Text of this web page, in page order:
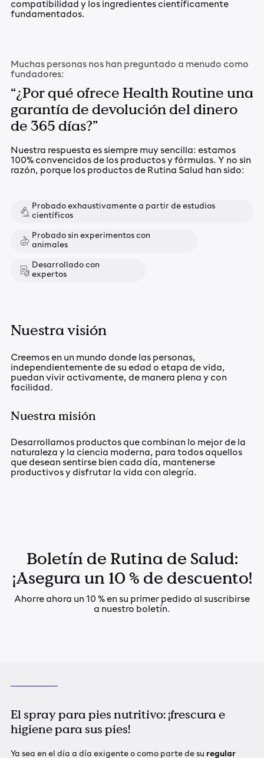
compatibilidad y los ingredientes científicamente
fundamentados.
Muchas personas nos han preguntado a menudo como
fundadores:
“¿Por qué ofrece Health Routine una
garantía de devolución del dinero
de 365 días?”
Nuestra respuesta es siempre muy sencilla: estamos
100% convencidos de los productos y fórmulas. Y no sin
razón, porque los productos de Rutina Salud han sido:
Probado exhaustivamente a partir de estudios
científicos
Probado sin experimentos con
animales
Desarrollado con
expertos
Nuestra visión
Creemos en un mundo donde las personas,
independientemente de su edad o etapa de vida,
puedan vivir activamente, de manera plena y con
facilidad.
Nuestra misión
Desarrollamos productos que combinan lo mejor de la
naturaleza y la ciencia moderna, para todos aquellos
que desean sentirse bien cada día, mantenerse
productivos y disfrutar la vida con alegría.
Boletín de Rutina de Salud:
¡Asegura un 10 % de descuento!
Ahorre ahora un 10 % en su primer pedido al suscribirse
a nuestro boletín.
El spray para pies nutritivo: ¡frescura e
higiene para sus pies!
Ya sea en el día a día exigente o como parte de su regular